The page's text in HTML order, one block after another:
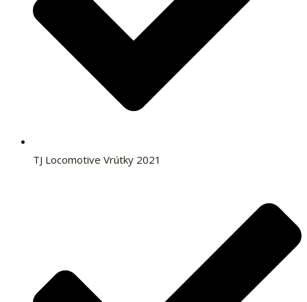
TJ Locomotive Vrútky 2021